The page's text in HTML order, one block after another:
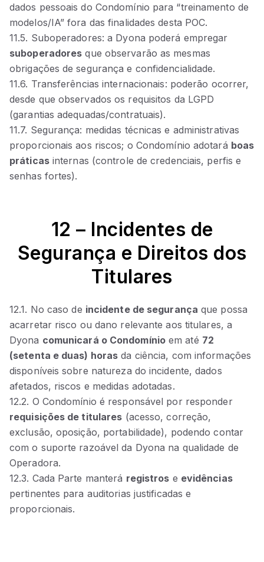
dados pessoais do Condomínio para “treinamento de
modelos/IA” fora das finalidades desta POC.
11.5. Suboperadores: a Dyona poderá empregar
suboperadores que observarão as mesmas
obrigações de segurança e confidencialidade.
11.6. Transferências internacionais: poderão ocorrer,
desde que observados os requisitos da LGPD
(garantias adequadas/contratuais).
11.7. Segurança: medidas técnicas e administrativas
proporcionais aos riscos; o Condomínio adotará boas
práticasinternas (controle de credenciais, perfis e
senhas fortes).
12 – Incidentes de
Segurança e Direitos dos
Titulares
12.1. No caso de incidente de segurança que possa
acarretar risco ou dano relevante aos titulares, a
Dyona comunicará o Condomínioem até 72
(setenta e duas) horas da ciência, com informações
disponíveis sobre natureza do incidente, dados
afetados, riscos e medidas adotadas.
12.2. O Condomínio é responsável por responder
requisições de titulares (acesso, correção,
exclusão, oposição, portabilidade), podendo contar
com o suporte razoável da Dyona na qualidade de
Operadora.
12.3. Cada Parte manterá registros e evidências
pertinentes para auditorias justificadas e
proporcionais.